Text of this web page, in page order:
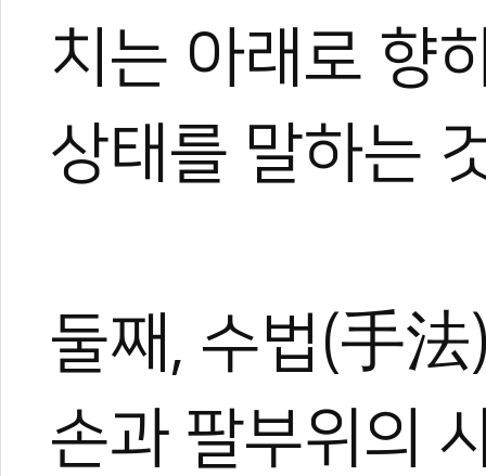
치는 아래로 향
상태를 말하는
둘째, 수법(手法
손과 팔부위의